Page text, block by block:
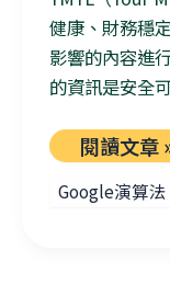
健康、財務穩
影響的內容進
的資訊是安全
閱讀文章
Google演算法